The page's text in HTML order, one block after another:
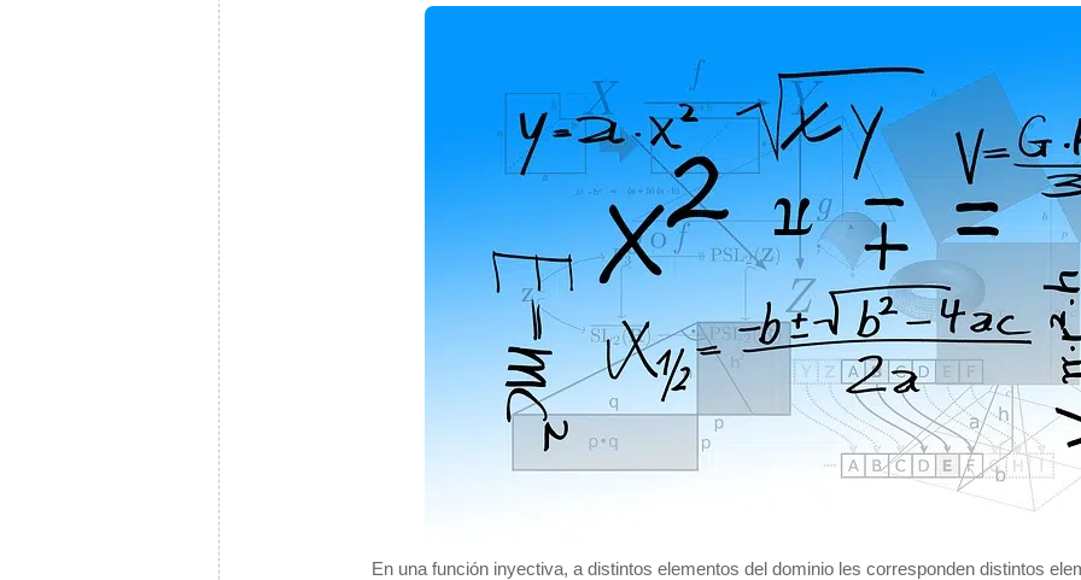
En una función inyectiva, a distintos elementos del dominio les corresponden distintos